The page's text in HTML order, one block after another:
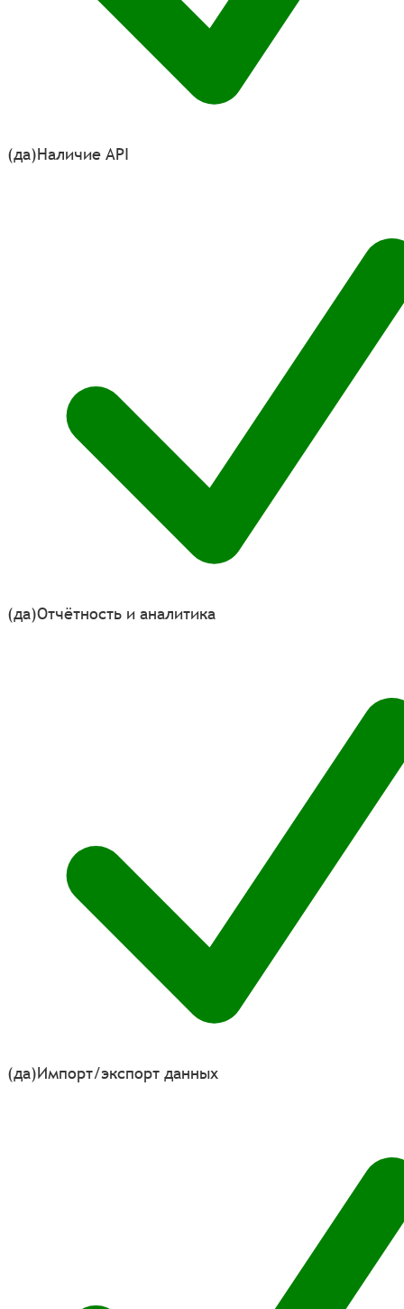
(да)Наличие API
(да)Отчётность и аналитика
(да)Импорт/экспорт данных